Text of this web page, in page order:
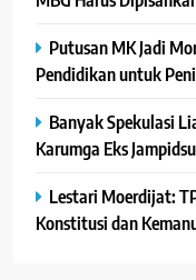
Putusan MK Jadi
Pendidikan untuk
Banyak Spekulasi
Karumga Eks
Lestari Moerdijat:
Konstitusi dan